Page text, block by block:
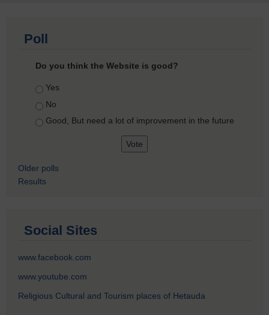
Poll
Do you think the Website is good?
Choices
Yes
No
Good, But need a lot of improvement in the future
Older polls
Results
Social Sites
www.facebook.com
www.youtube.com
Religious Cultural and Tourism places of Hetauda